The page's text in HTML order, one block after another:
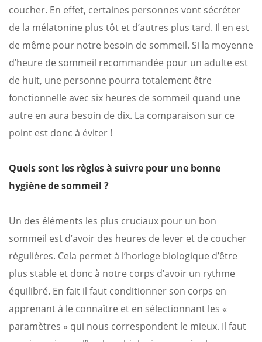
coucher. En effet, certaines personnes vont sécréter
de la mélatonine plus tôt et d’autres plus tard. Il en est
de même pour notre besoin de sommeil. Si la moyenne
d’heure de sommeil recommandée pour un adulte est
de huit, une personne pourra totalement être
fonctionnelle avec six heures de sommeil quand une
autre en aura besoin de dix. La comparaison sur ce
point est donc à éviter !
Quels sont les règles à suivre pour une bonne
hygiène de sommeil ?
Un des éléments les plus cruciaux pour un bon
sommeil est d’avoir des heures de lever et de coucher
régulières. Cela permet à l’horloge biologique d’être
plus stable et donc à notre corps d’avoir un rythme
équilibré. En fait il faut conditionner son corps en
apprenant à le connaître et en sélectionnant les «
paramètres » qui nous correspondent le mieux. Il faut